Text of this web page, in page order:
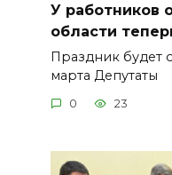
У работников
области
Праздник будет
марта Депутаты
0 23